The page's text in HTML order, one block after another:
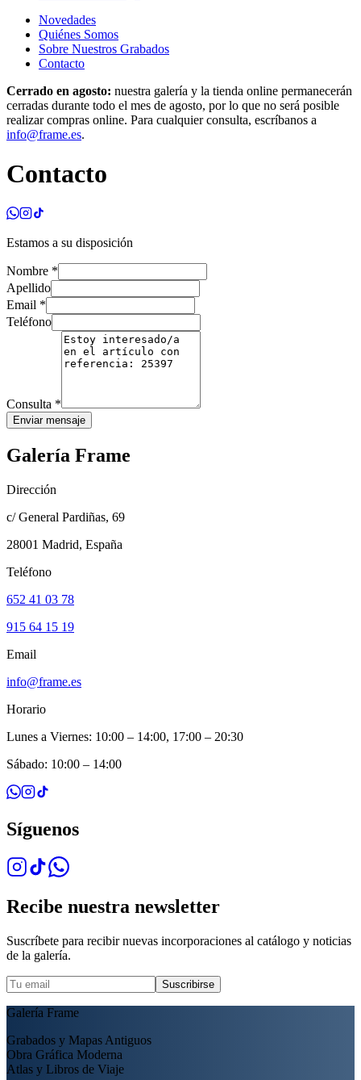
Novedades
Quiénes Somos
Sobre Nuestros Grabados
Contacto
Cerrado en agosto: nuestra galería y la tienda online permanecerán
cerradas durante todo el mes de agosto, por lo que no será posible
realizar compras online. Para cualquier consulta, escríbanos a
info@frame.es.
Contacto
Estamos a su disposición
Nombre *
Apellido
Email *
Teléfono
Consulta *
Enviar mensaje
Galería Frame
Dirección
c/ General Pardiñas, 69
28001 Madrid, España
Teléfono
652 41 03 78
915 64 15 19
Email
info@frame.es
Horario
Lunes a Viernes: 10:00 – 14:00, 17:00 – 20:30
Sábado: 10:00 – 14:00
Síguenos
Recibe nuestra newsletter
Suscríbete para recibir nuevas incorporaciones al catálogo y noticias
de la galería.
Suscribirse
Galería Frame
Grabados y Mapas Antiguos
Obra Gráfica Moderna
Atlas y Libros de Viaje